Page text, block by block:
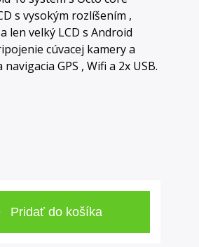
s vysokým rozlíšením ,
len velký LCD s Android
cúvacej kamery a
GPS , Wifi a 2x USB.
Pridať do košíka